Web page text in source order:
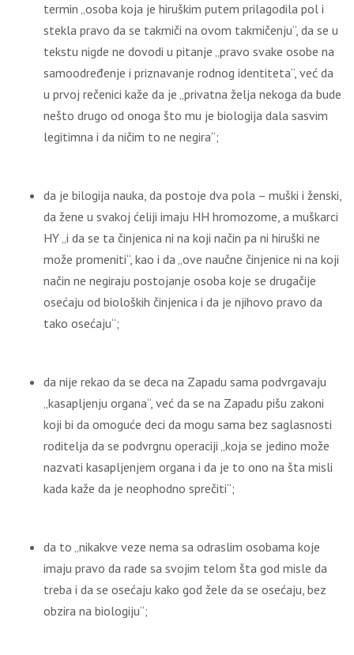
termin „osoba koja je hiruškim putem prilagodila pol i
stekla pravo da se takmiči na ovom takmičenju“, da se u
tekstu nigde ne dovodi u pitanje „pravo svake osobe na
samoodređenje i priznavanje rodnog identiteta“, već da
u prvoj rečenici kaže da je „privatna želja nekoga da bude
nešto drugo od onoga što mu je biologija dala sasvim
legitimna i da ničim to ne negira“;
da je bilogija nauka, da postoje dva pola – muški i ženski,
da žene u svakoj ćeliji imaju HH hromozome, a muškarci
HY „i da se ta činjenica ni na koji način pa ni hiruški ne
može promeniti“, kao i da „ove naučne činjenice ni na koji
način ne negiraju postojanje osoba koje se drugačije
osećaju od bioloških činjenica i da je njihovo pravo da
tako osećaju“;
da nije rekao da se deca na Zapadu sama podvrgavaju
„kasapljenju organa“, već da se na Zapadu pišu zakoni
koji bi da omoguće deci da mogu sama bez saglasnosti
roditelja da se podvrgnu operaciji „koja se jedino može
nazvati kasapljenjem organa i da je to ono na šta misli
kada kaže da je neophodno sprečiti“;
da to „nikakve veze nema sa odraslim osobama koje
imaju pravo da rade sa svojim telom šta god misle da
treba i da se osećaju kako god žele da se osećaju, bez
obzira na biologiju“;